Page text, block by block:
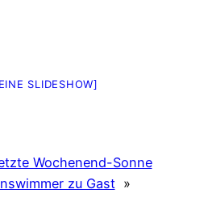
SLIDESHOW]
Wochenend-Sonne
zu Gast »